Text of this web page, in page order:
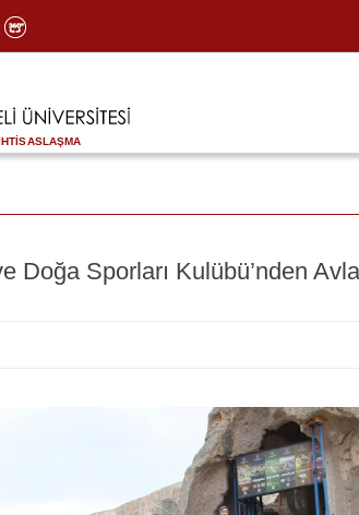
Doğa Sporları Kulübü’nden